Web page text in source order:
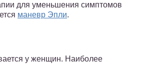
для уменьшения симптомов
маневр Эпли.
у женщин. Наиболее